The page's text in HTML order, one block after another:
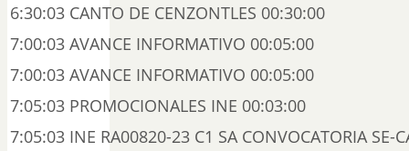
6:30:03 CANTO DE CENZONTLES 00:30:00
7:00:03 AVANCE INFORMATIVO 00:05:00
7:00:03 AVANCE INFORMATIVO 00:05:00
7:05:03 PROMOCIONALES INE 00:03:00
7:05:03 INE RA00820-23 C1 SA CONVOCATORIA SE-